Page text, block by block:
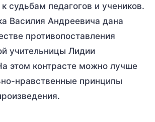
судьбам педагогов и учеников.
Василия Андреевича дана
противопоставления
учительницы Лидии
этом контрасте можно лучше
нравственные принципы